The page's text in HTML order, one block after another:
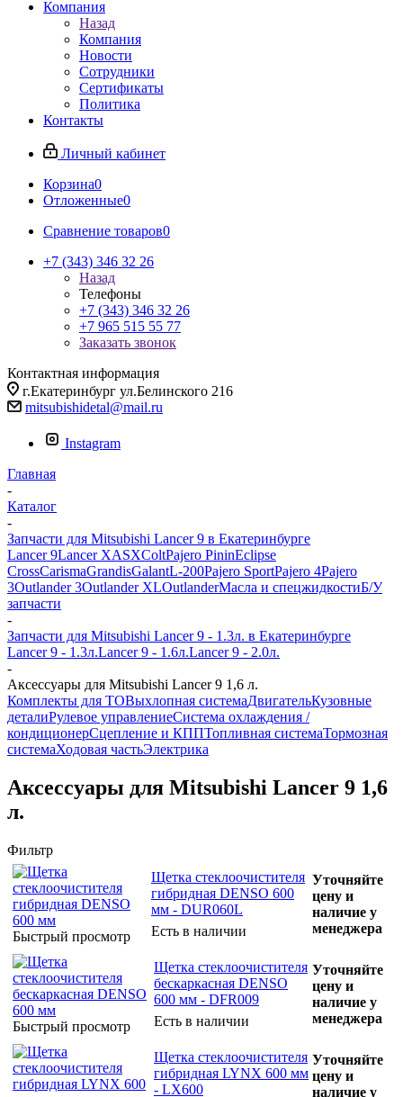
Компания
Назад
Компания
Новости
Сотрудники
Сертификаты
Политика
Контакты
Личный кабинет
Корзина0
Отложенные0
Сравнение товаров0
+7 (343) 346 32 26
Назад
Телефоны
+7 (343) 346 32 26
+7 965 515 55 77
Заказать звонок
Контактная информация
г.Екатеринбург ул.Белинского 216
mitsubishidetal@mail.ru
Instagram
Главная
-
Каталог
-
Запчасти для Mitsubishi Lancer 9 в Екатеринбурге
Lancer 9Lancer XASXColtPajero PininEclipse
CrossCarismaGrandisGalantL-200Pajero SportPajero 4Pajero
3Outlander 3Outlander XLOutlanderМасла и спецжидкостиБ/У
запчасти
-
Запчасти для Mitsubishi Lancer 9 - 1.3л. в Екатеринбурге
Lancer 9 - 1.3л.Lancer 9 - 1.6л.Lancer 9 - 2.0л.
-
Аксессуары для Mitsubishi Lancer 9 1,6 л.
Комплекты для ТОВыхлопная системаДвигательКузовные
деталиРулевое управлениеСистема охлаждения /
кондиционерСцепление и КППТопливная системаТормозная
системаХодовая частьЭлектрика
Аксессуары для Mitsubishi Lancer 9 1,6
л.
Фильтр
Быстрый просмотр
Щетка стеклоочистителя
гибридная DENSO 600
мм - DUR060L
Есть в наличии
Уточняйте
цену и
наличие у
менеджера
Быстрый просмотр
Щетка стеклоочистителя
бескаркасная DENSO
600 мм - DFR009
Есть в наличии
Уточняйте
цену и
наличие у
менеджера
Щетка стеклоочистителя
гибридная LYNX 600 мм
- LX600
Уточняйте
цену и
наличие у